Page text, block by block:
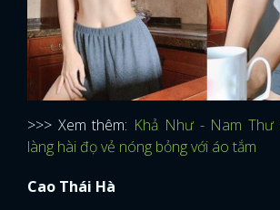
>>> Xem thêm: Khả Như - Nam Thư
làng hài đọ vẻ nóng bỏng với áo tắm
Cao Thái Hà